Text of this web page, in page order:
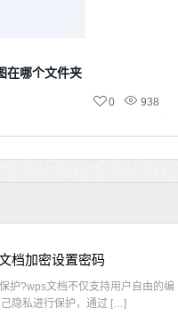
在哪个文件夹
938
0
档加密设置密码
?wps文档不仅支持用户自由的编
隐私进行保护，通过 […]